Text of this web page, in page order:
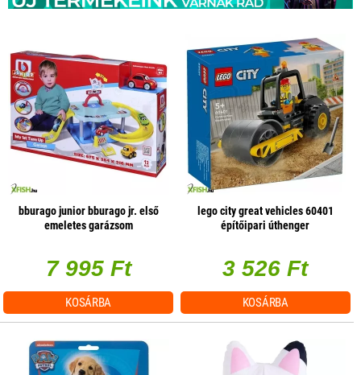
bburago junior bburago jr. első
emeletes garázsom
7 995 Ft
KOSÁRBA
lego city great vehicles 60401
építőipari úthenger
3 526 Ft
KOSÁRBA